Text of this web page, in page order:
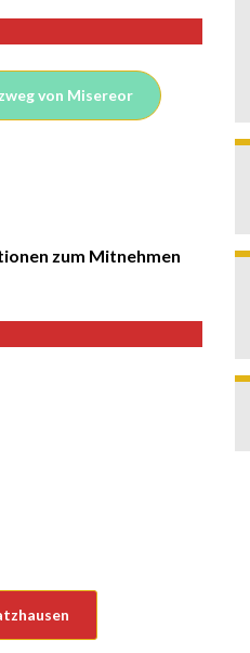
von Misereor
zum Mitnehmen